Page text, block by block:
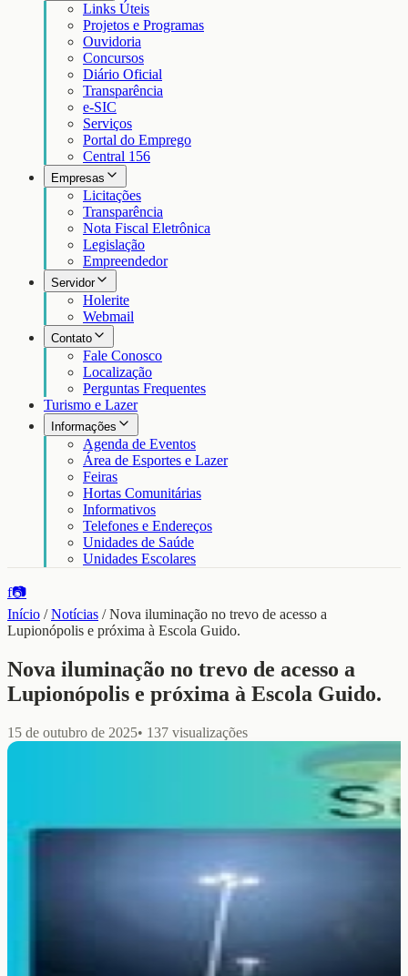
Links Úteis
Projetos e Programas
Ouvidoria
Concursos
Diário Oficial
Transparência
e-SIC
Serviços
Portal do Emprego
Central 156
Empresas
Licitações
Transparência
Nota Fiscal Eletrônica
Legislação
Empreendedor
Servidor
Holerite
Webmail
Contato
Fale Conosco
Localização
Perguntas Frequentes
Turismo e Lazer
Informações
Agenda de Eventos
Área de Esportes e Lazer
Feiras
Hortas Comunitárias
Informativos
Telefones e Endereços
Unidades de Saúde
Unidades Escolares
f📷
Início /Notícias /Nova iluminação no trevo de acesso a
Lupionópolis e próxima à Escola Guido.
Nova iluminação no trevo de acesso a
Lupionópolis e próxima à Escola Guido.
15 de outubro de 2025• 137 visualizações